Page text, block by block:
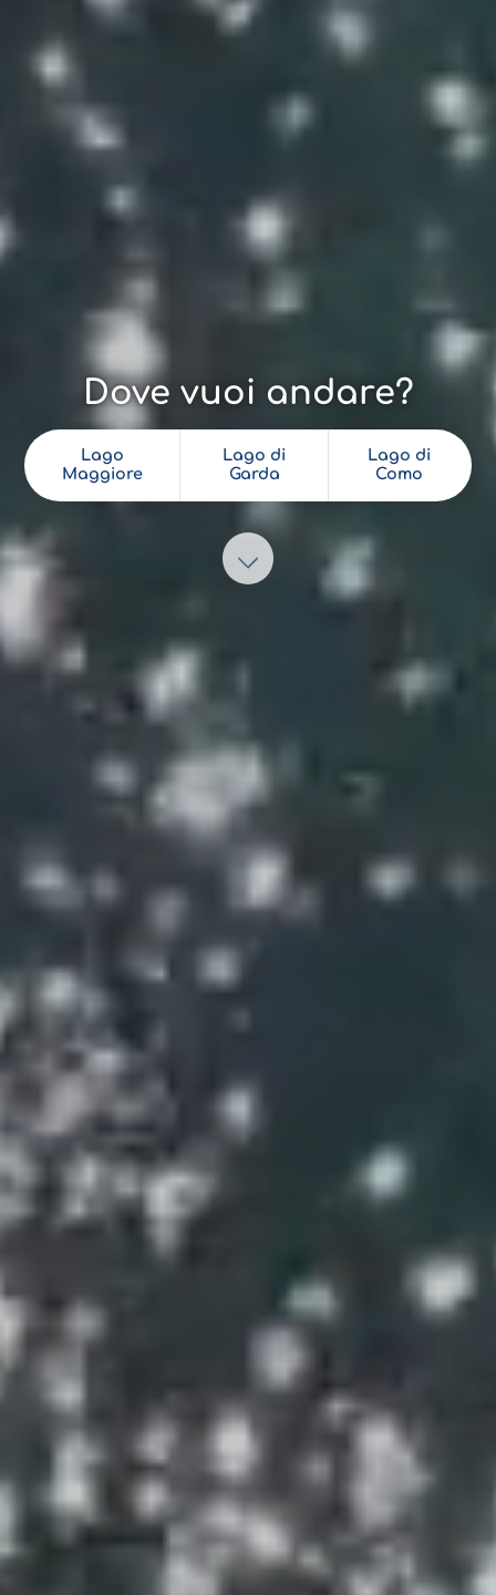
Dove vuoi andare?
Lago
Maggiore
Lago di
Garda
Lago di
Como